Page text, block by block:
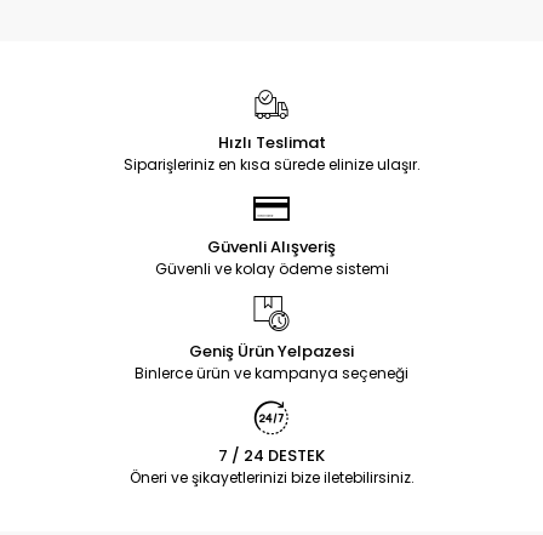
Hızlı Teslimat
Siparişleriniz en kısa sürede elinize ulaşır.
Güvenli Alışveriş
Güvenli ve kolay ödeme sistemi
Geniş Ürün Yelpazesi
Binlerce ürün ve kampanya seçeneği
7 / 24 DESTEK
Öneri ve şikayetlerinizi bize iletebilirsiniz.